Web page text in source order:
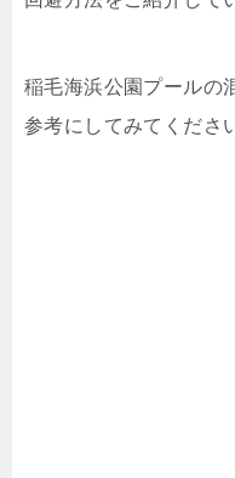
稲毛海浜公園プールの
参考にしてみてくださ